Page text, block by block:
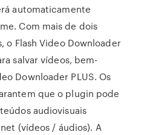
automaticamente
Com mais de dois
o Flash Video Downloader
salvar vídeos, bem-
Downloader PLUS. Os
que o plugin pode
audiovisuais
(vídeos / áudios). A